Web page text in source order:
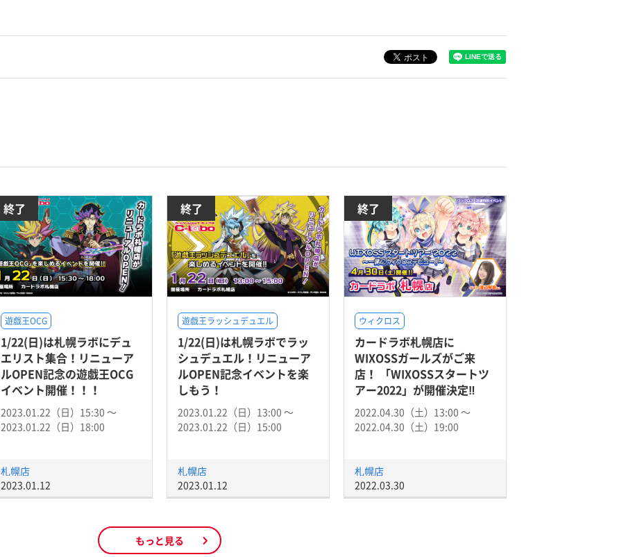
終了
遊戯王OCG
1/22(日)は札幌ラボにデュ
エリスト集合！リニューア
ルOPEN記念の遊戯王OCG
イベント開催！！！
2023.01.22（日）15:30 〜
2023.01.22（日）18:00
札幌店
2023.01.12
終了
遊戯王ラッシュデュエル
1/22(日)は札幌ラボでラッ
シュデュエル！リニューア
ルOPEN記念イベントを楽
しもう！
2023.01.22（日）13:00 〜
2023.01.22（日）15:00
札幌店
2023.01.12
終了
ウィクロス
カードラボ札幌店に
WIXOSSガールズがご来
店！ 「WIXOSSスタートツ
アー2022」が開催決定‼
2022.04.30（土）13:00 〜
2022.04.30（土）19:00
札幌店
2022.03.30
もっと見る